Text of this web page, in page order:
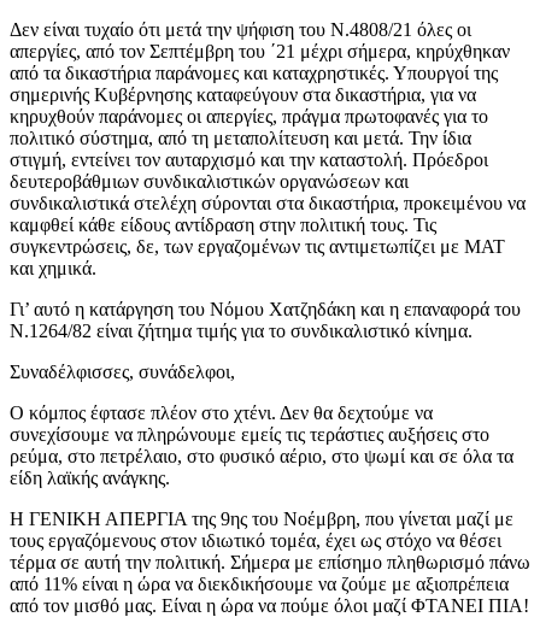
Δεν είναι τυχαίο ότι μετά την ψήφιση του Ν.4808/21 όλες οι
απεργίες, από τον Σεπτέμβρη του ΄21 μέχρι σήμερα, κηρύχθηκαν
από τα δικαστήρια παράνομες και καταχρηστικές. Υπουργοί της
σημερινής Κυβέρνησης καταφεύγουν στα δικαστήρια, για να
κηρυχθούν παράνομες οι απεργίες, πράγμα πρωτοφανές για το
πολιτικό σύστημα, από τη μεταπολίτευση και μετά. Την ίδια
στιγμή, εντείνει τον αυταρχισμό και την καταστολή. Πρόεδροι
δευτεροβάθμιων συνδικαλιστικών οργανώσεων και
συνδικαλιστικά στελέχη σύρονται στα δικαστήρια, προκειμένου να
καμφθεί κάθε είδους αντίδραση στην πολιτική τους. Τις
συγκεντρώσεις, δε, των εργαζομένων τις αντιμετωπίζει με ΜΑΤ
και χημικά.
Γι’ αυτό η κατάργηση του Νόμου Χατζηδάκη και η επαναφορά του
Ν.1264/82 είναι ζήτημα τιμής για το συνδικαλιστικό κίνημα.
Συναδέλφισσες, συνάδελφοι,
Ο κόμπος έφτασε πλέον στο χτένι. Δεν θα δεχτούμε να
συνεχίσουμε να πληρώνουμε εμείς τις τεράστιες αυξήσεις στο
ρεύμα, στο πετρέλαιο, στο φυσικό αέριο, στο ψωμί και σε όλα τα
είδη λαϊκής ανάγκης.
Η ΓΕΝΙΚΗ ΑΠΕΡΓΙΑ της 9ης του Νοέμβρη, που γίνεται μαζί με
τους εργαζόμενους στον ιδιωτικό τομέα, έχει ως στόχο να θέσει
τέρμα σε αυτή την πολιτική. Σήμερα με επίσημο πληθωρισμό πάνω
από 11% είναι η ώρα να διεκδικήσουμε να ζούμε με αξιοπρέπεια
από τον μισθό μας. Είναι η ώρα να πούμε όλοι μαζί ΦΤΑΝΕΙ ΠΙΑ!